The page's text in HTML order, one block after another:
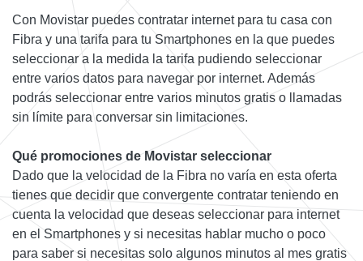
Con Movistar puedes contratar internet para tu casa con
Fibra y una tarifa para tu Smartphones en la que puedes
seleccionar a la medida la tarifa pudiendo seleccionar
entre varios datos para navegar por internet. Además
podrás seleccionar entre varios minutos gratis o llamadas
sin límite para conversar sin limitaciones.
Qué promociones de Movistar seleccionar
Dado que la velocidad de la Fibra no varía en esta oferta
tienes que decidir que convergente contratar teniendo en
cuenta la velocidad que deseas seleccionar para internet
en el Smartphones y si necesitas hablar mucho o poco
para saber si necesitas solo algunos minutos al mes gratis